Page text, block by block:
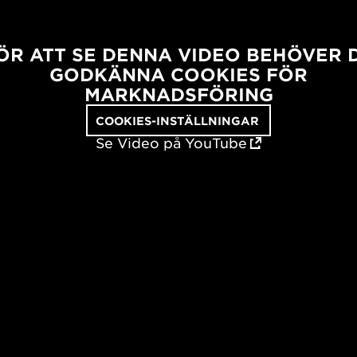
ATT SE DENNA VIDEO BEHÖVER
GODKÄNNA COOKIES FÖR
MARKNADSFÖRING
COOKIES-INSTÄLLNINGAR
Se Video på YouTube